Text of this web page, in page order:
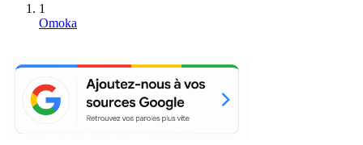
1
Omoka